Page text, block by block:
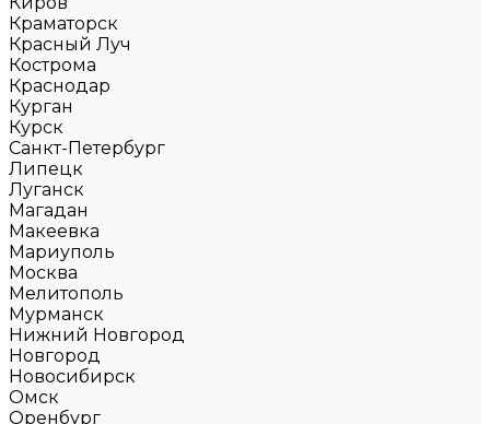
Краматорск
Красный Луч
Кострома
Краснодар
Курган
Курск
Санкт-Петербург
Липецк
Луганск
Магадан
Макеевка
Мариуполь
Москва
Мелитополь
Мурманск
Нижний Новгород
Новгород
Новосибирск
Омск
Оренбург